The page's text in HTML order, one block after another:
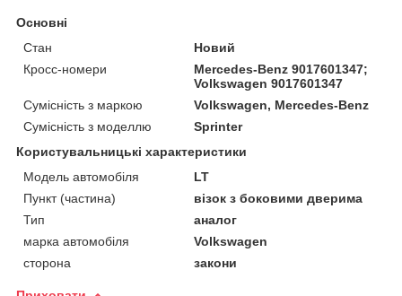
Основні
Стан
Новий
Кросс-номери
Mercedes-Benz 9017601347;
Volkswagen 9017601347
Сумісність з маркою
Volkswagen, Mercedes-Benz
Сумісність з моделлю
Sprinter
Користувальницькі характеристики
Модель автомобіля
LT
Пункт (частина)
візок з боковими дверима
Тип
аналог
марка автомобіля
Volkswagen
сторона
закони